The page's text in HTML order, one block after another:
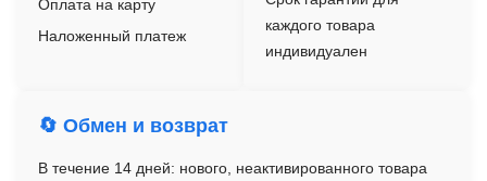
Оплата на карту
Наложенный платеж
каждого товара
индивидуален
🔄 Обмен и возврат
В течение 14 дней: нового, неактивированного товара